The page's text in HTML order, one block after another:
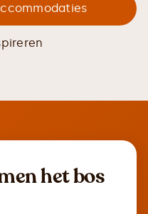
het bos